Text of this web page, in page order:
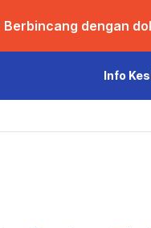
Berbincang dengan
Info